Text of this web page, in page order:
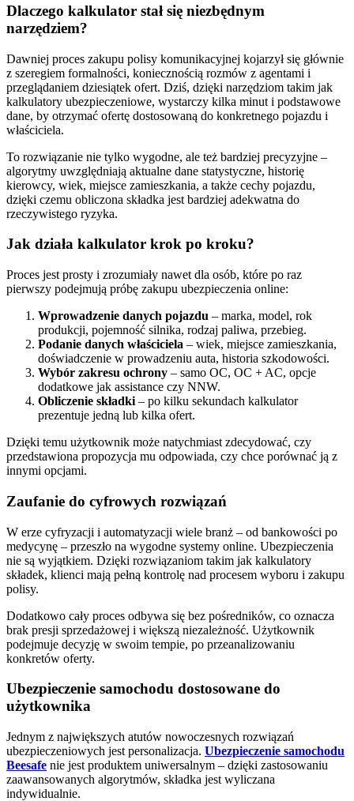
Dlaczego kalkulator stał się niezbędnym
narzędziem?
Dawniej proces zakupu polisy komunikacyjnej kojarzył się głównie
z szeregiem formalności, koniecznością rozmów z agentami i
przeglądaniem dziesiątek ofert. Dziś, dzięki narzędziom takim jak
kalkulatory ubezpieczeniowe, wystarczy kilka minut i podstawowe
dane, by otrzymać ofertę dostosowaną do konkretnego pojazdu i
właściciela.
To rozwiązanie nie tylko wygodne, ale też bardziej precyzyjne –
algorytmy uwzględniają aktualne dane statystyczne, historię
kierowcy, wiek, miejsce zamieszkania, a także cechy pojazdu,
dzięki czemu obliczona składka jest bardziej adekwatna do
rzeczywistego ryzyka.
Jak działa kalkulator krok po kroku?
Proces jest prosty i zrozumiały nawet dla osób, które po raz
pierwszy podejmują próbę zakupu ubezpieczenia online:
Wprowadzenie danych pojazdu – marka, model, rok
produkcji, pojemność silnika, rodzaj paliwa, przebieg.
Podanie danych właściciela – wiek, miejsce zamieszkania,
doświadczenie w prowadzeniu auta, historia szkodowości.
Wybór zakresu ochrony – samo OC, OC + AC, opcje
dodatkowe jak assistance czy NNW.
Obliczenie składki – po kilku sekundach kalkulator
prezentuje jedną lub kilka ofert.
Dzięki temu użytkownik może natychmiast zdecydować, czy
przedstawiona propozycja mu odpowiada, czy chce porównać ją z
innymi opcjami.
Zaufanie do cyfrowych rozwiązań
W erze cyfryzacji i automatyzacji wiele branż – od bankowości po
medycynę – przeszło na wygodne systemy online. Ubezpieczenia
nie są wyjątkiem. Dzięki rozwiązaniom takim jak kalkulatory
składek, klienci mają pełną kontrolę nad procesem wyboru i zakupu
polisy.
Dodatkowo cały proces odbywa się bez pośredników, co oznacza
brak presji sprzedażowej i większą niezależność. Użytkownik
podejmuje decyzję w swoim tempie, po przeanalizowaniu
konkretów oferty.
Ubezpieczenie samochodu dostosowane do
użytkownika
Jednym z największych atutów nowoczesnych rozwiązań
ubezpieczeniowych jest personalizacja. Ubezpieczenie samochodu
Beesafe nie jest produktem uniwersalnym – dzięki zastosowaniu
zaawansowanych algorytmów, składka jest wyliczana
indywidualnie.